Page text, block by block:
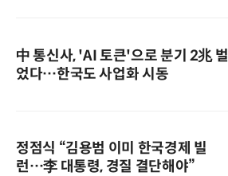
中 통신사, 'AI 토큰'으로 분기 2兆 벌
었다…한국도 사업화 시동
정점식 “김용범 이미 한국경제 빌
런…李 대통령, 경질 결단해야”